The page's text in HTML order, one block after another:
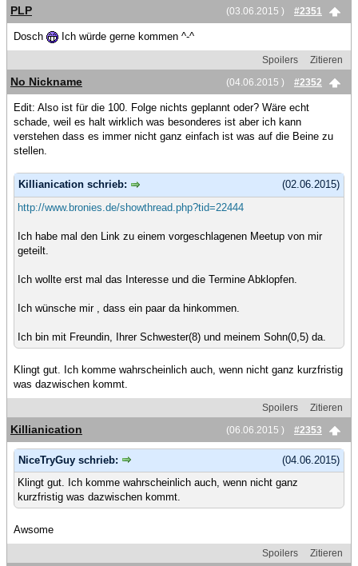
(03.06.2015 ) #2351
PLP
Dosch Ich würde gerne kommen ^-^
Spoilers
Zitieren
(04.06.2015 )
#2352
No Nickname
Edit: Also ist für die 100. Folge nichts geplannt oder? Wäre echt
schade, weil es halt wirklich was besonderes ist aber ich kann
verstehen dass es immer nicht ganz einfach ist was auf die Beine zu
stellen.
(02.06.2015)
Killianication schrieb:
http://www.bronies.de/showthread.php?tid=22444
Ich habe mal den Link zu einem vorgeschlagenen Meetup von mir
geteilt.
Ich wollte erst mal das Interesse und die Termine Abklopfen.
Ich wünsche mir , dass ein paar da hinkommen.
Ich bin mit Freundin, Ihrer Schwester(8) und meinem Sohn(0,5) da.
Klingt gut. Ich komme wahrscheinlich auch, wenn nicht ganz kurzfristig
was dazwischen kommt.
Spoilers
Zitieren
(06.06.2015 )
#2353
Killianication
(04.06.2015)
NiceTryGuy schrieb:
Klingt gut. Ich komme wahrscheinlich auch, wenn nicht ganz
kurzfristig was dazwischen kommt.
Awsome
Spoilers
Zitieren